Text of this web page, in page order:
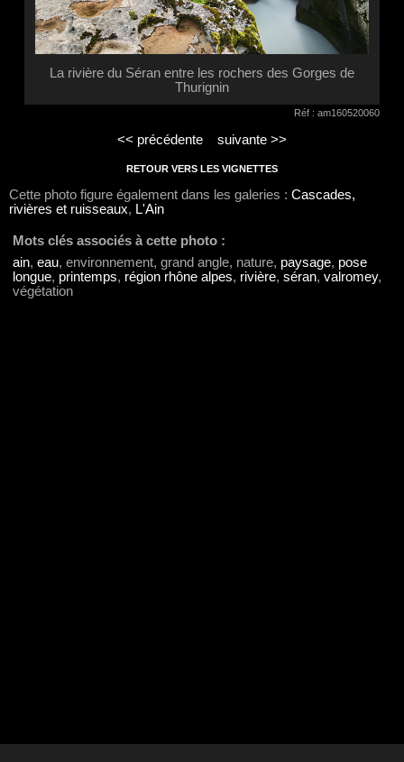
La rivière du Séran entre les rochers des Gorges de
Thurignin
Réf : am160520060
<< précédente suivante >>
RETOUR VERS LES VIGNETTES
Cette photo figure également dans les galeries : Cascades,
rivières et ruisseaux, L'Ain
Mots clés associés à cette photo :
ain, eau, environnement, grand angle, nature, paysage, pose
longue, printemps, région rhône alpes, rivière, séran, valromey,
végétation